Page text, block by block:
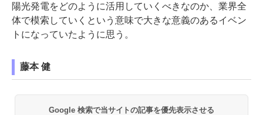
陽光発電をどのように活用していくべきなのか、業界全
体で模索していくという意味で大きな意義のあるイベン
トになっていたように思う。
藤本 健
Google 検索で当サイトの記事を優先表示させる